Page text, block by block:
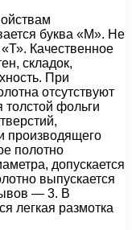
буква «М». Не
Качественное
складок,
При
отсутствуют
фольги
производящего
полотно
допускается
выпускается
— 3. В
легкая размотка